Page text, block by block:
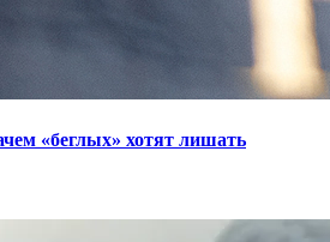
«беглых» хотят лишать